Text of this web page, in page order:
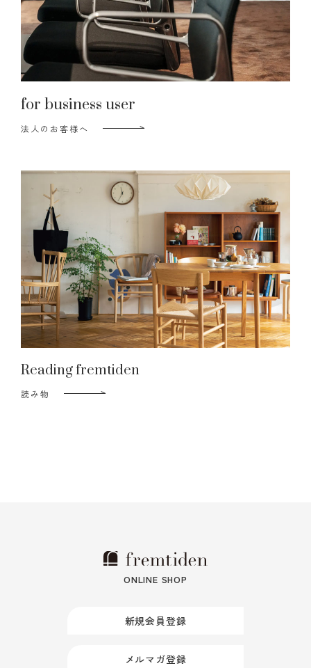
for business user
法人のお客様へ
Reading fremtiden
読み物
ONLINE SHOP
新規会員登録
メルマガ登録